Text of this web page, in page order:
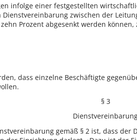
infolge einer festgestellten
Dienstvereinbarung zwischen der
Prozent abgesenkt werden können,
dass einzelne Beschäftigte
§ 3
gemäß § 2 ist, dass